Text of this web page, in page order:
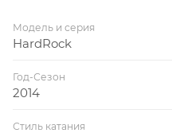
Модель и серия
HardRock
Год-Сезон
2014
Стиль катания